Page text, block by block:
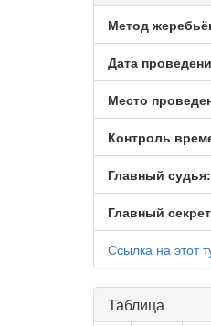
Метод
Дата
Место
Контроль
Главный судья:
Главный
Ссылка на этот
Таблица